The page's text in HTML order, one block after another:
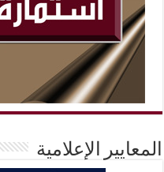
المعايير الإعلامية